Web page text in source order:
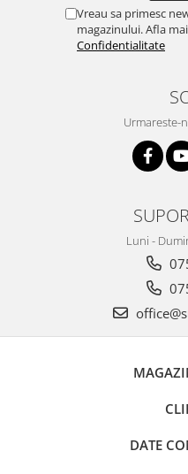
Vreau sa primesc
magazinului. Afla
Confidentialitate
Urmareste-
Luni -
DATE